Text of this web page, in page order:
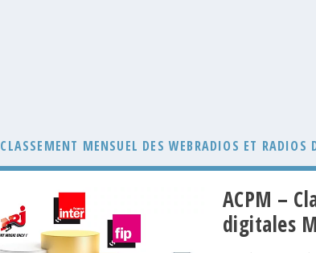
CLASSEMENT MENSUEL DES WEBRADIOS ET RADIOS
ACPM –
digitales